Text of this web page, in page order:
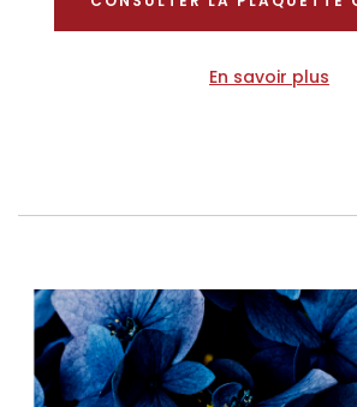
En savoir plus